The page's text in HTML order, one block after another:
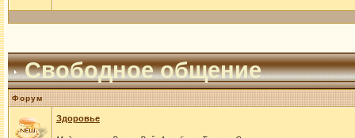
Свободное общение
Форум
Здоровье